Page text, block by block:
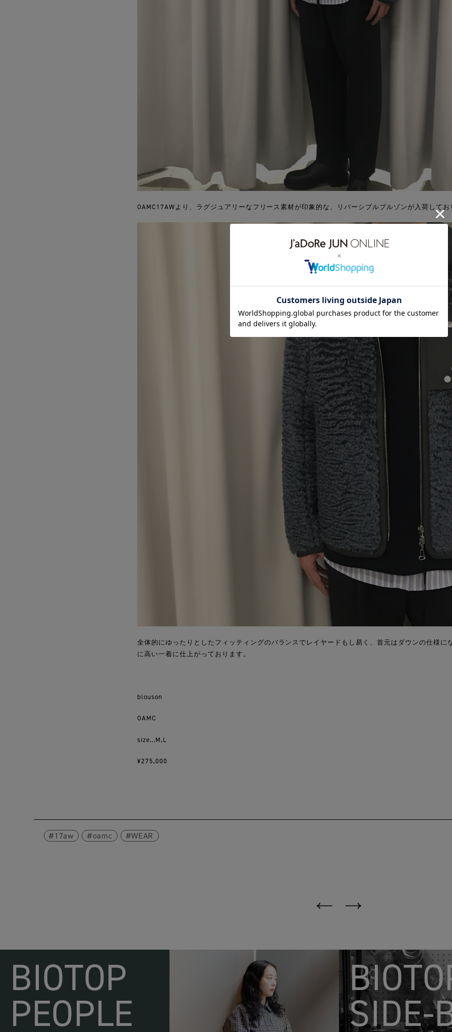
OAMC17AWより、ラグジュアリーなフリース素材が印象的な、リバーシブルブルゾンが入荷して
全体的にゆったりとしたフィッティングのバランスでレイヤードもし易く、首元はダウンの仕様に
に高い一着に仕上がっております。
blouson
OAMC
size…M,L
¥275,000
17aw oamc WEAR
BIOTOP
PEOPLE SIDE-